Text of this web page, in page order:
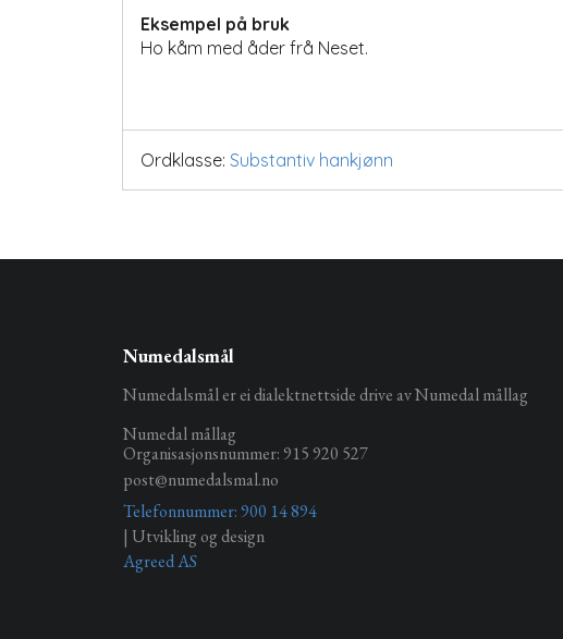
Eksempel på bruk
Ho kåm med åder frå Neset.
Ordklasse: Substantiv hankjønn
Numedalsmål
Numedalsmål er ei dialektnettside drive av Numedal mållag
Numedal mållag
Organisasjonsnummer: 915 920 527
post@numedalsmal.no
Telefonnummer: 900 14 894
| Utvikling og design
Agreed AS